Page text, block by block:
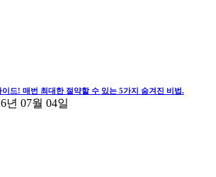
드! 매번 최대한 절약할 수 있는 5가지 숨겨진 비법.
년 07월 04일